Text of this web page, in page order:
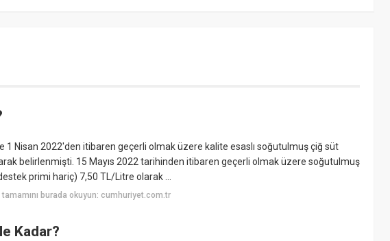
1 Nisan 2022'den itibaren geçerli olmak üzere kalite esaslı soğutulmuş çiğ süt
belirlenmişti. 15 Mayıs 2022 tarihinden itibaren geçerli olmak üzere soğutulmuş
primi hariç) 7,50 TL/Litre olarak ...
tamamını burada okuyun: cumhuriyet.com.tr
Kadar?